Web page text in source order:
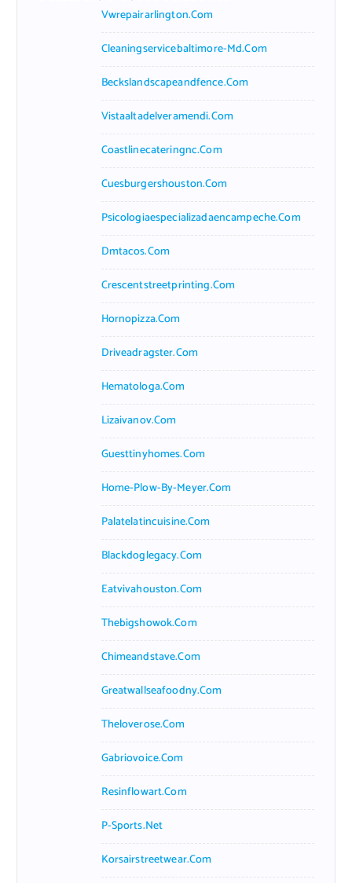
Vwrepairarlington.com
Cleaningservicebaltimore-Md.com
Beckslandscapeandfence.com
Vistaaltadelveramendi.com
Coastlinecateringnc.com
Cuesburgershouston.com
Psicologiaespecializadaencampeche.com
Dmtacos.com
Crescentstreetprinting.com
Hornopizza.com
Driveadragster.com
Hematologa.com
Lizaivanov.com
Guesttinyhomes.com
Home-Plow-By-Meyer.com
Palatelatincuisine.com
Blackdoglegacy.com
Eatvivahouston.com
Thebigshowok.com
Chimeandstave.com
Greatwallseafoodny.com
Theloverose.com
Gabriovoice.com
Resinflowart.com
P-Sports.net
Korsairstreetwear.com